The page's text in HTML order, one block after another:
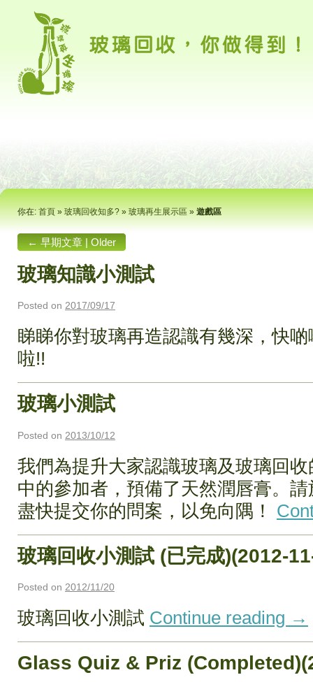
你在: 首頁 » 玻璃回收知多? » 玻璃再生展示區 » 遊戲區
← 早期文章 | Older
玻璃知識小測試
Posted on 2017/09/17
睇睇你對玻璃再造認識有幾深，快
啦!!
玻璃小測試
Posted on 2013/10/12
我們為提升大家認識玻璃及玻璃回
中的參加者，預備了天然潤唇膏。
盡快提交你的問案，以免向隅！
玻璃回收小測試 (已完成)(2012-
Posted on 2012/11/20
玻璃回收小測試 Continue reading →
Glass Quiz & Priz